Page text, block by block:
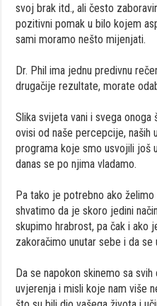
svoj brak itd., ali često
pozitivni pomak u bilo kojem
sami moramo nešto mijenjati.
Dr. Phil ima jednu predivnu
drugačije rezultate, morate
Slika svijeta vani i svega
ovisi od naše percepcije, naših
programa koje smo usvojili još
danas se po njima vladamo.
Pa tako je potrebno ako
shvatimo da je skoro jedini
skupimo hrabrost, pa čak i ako
zakoračimo unutar sebe i da se
Da se napokon skinemo sa svih
uvjerenja i misli koje nam više